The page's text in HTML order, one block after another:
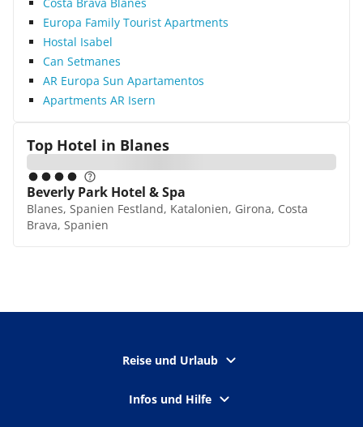
Europa Family Tourist Apartments
Hostal Isabel
Can Setmanes
AR Europa Sun Apartamentos
Apartments AR Isern
Top Hotel in Blanes
Beverly Park Hotel & Spa
Blanes, Spanien Festland, Katalonien, Girona, Costa
Brava, Spanien
Reise und Urlaub
Infos und Hilfe